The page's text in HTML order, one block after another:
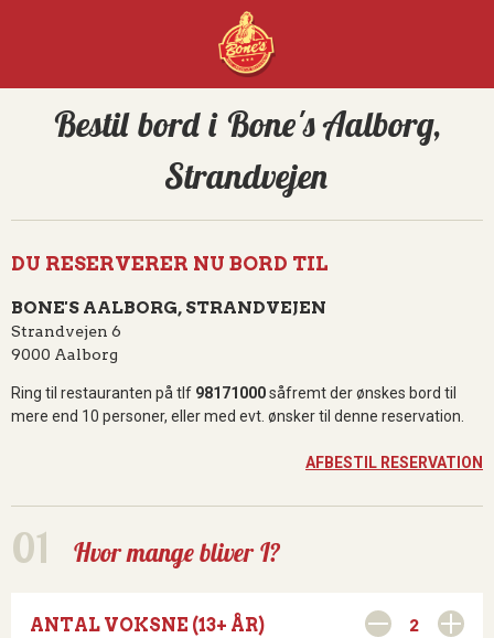
Bestil bord i Bone's Aalborg,
Strandvejen
DU RESERVERER NU BORD TIL
BONE'S AALBORG, STRANDVEJEN
Strandvejen 6
9000 Aalborg
Ring til restauranten på tlf 98171000såfremt der ønskes bord til
mere end 10 personer, eller med evt. ønsker til denne reservation.
AFBESTIL RESERVATION
Hvor mange bliver I?
ANTAL VOKSNE (13+ ÅR) 2